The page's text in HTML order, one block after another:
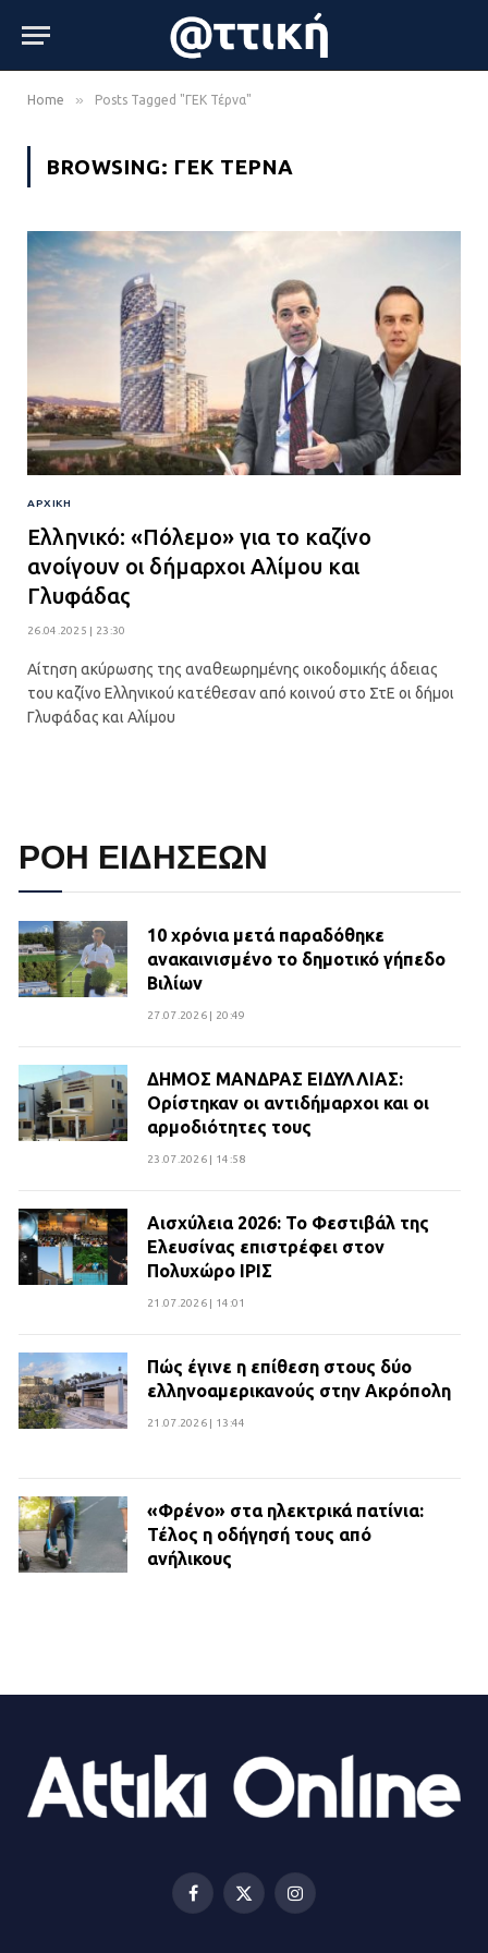
Home » Posts Tagged "ΓΕΚ Τέρνα"
BROWSING: ΓΕΚ ΤΈΡΝΑ
ΑΡΧΙΚΉ
Ελληνικό: «Πόλεμο» για το καζίνο
ανοίγουν οι δήμαρχοι Αλίμου και
Γλυφάδας
26.04.2025 | 23:30
Αίτηση ακύρωσης της αναθεωρημένης οικοδομικής άδειας
του καζίνο Ελληνικού κατέθεσαν από κοινού στο ΣτΕ οι δήμοι
Γλυφάδας και Αλίμου
ΡΟΗ ΕΙΔΗΣΕΩΝ
10 χρόνια μετά παραδόθηκε
ανακαινισμένο το δημοτικό γήπεδο
Βιλίων
27.07.2026 | 20:49
ΔΗΜΟΣ ΜΑΝΔΡΑΣ ΕΙΔΥΛΛΙΑΣ:
Ορίστηκαν οι αντιδήμαρχοι και οι
αρμοδιότητες τους
23.07.2026 | 14:58
Αισχύλεια 2026: Το Φεστιβάλ της
Ελευσίνας επιστρέφει στον
Πολυχώρο ΙΡΙΣ
21.07.2026 | 14:01
Πώς έγινε η επίθεση στους δύο
ελληνοαμερικανούς στην Ακρόπολη
21.07.2026 | 13:44
«Φρένο» στα ηλεκτρικά πατίνια:
Τέλος η οδήγησή τους από
ανήλικους
Βριλήσσια: Αυτοκίνητο έσπασε
τζαμαρία και μπήκε μέσα σε μαγαζί
Facebook
X
Instagram